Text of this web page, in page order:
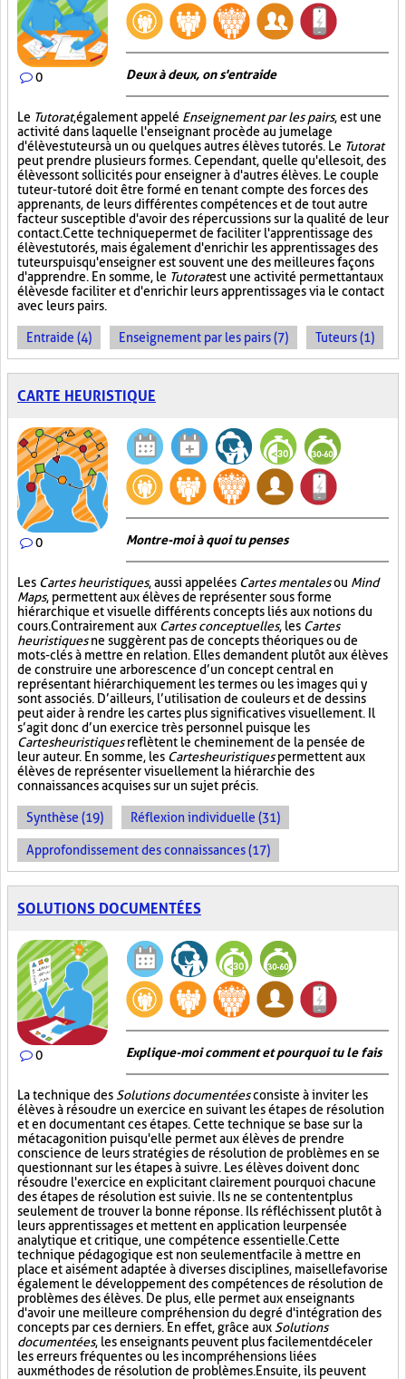
0 Deux à deux, on s'entraide
Le Tutorat, également appelé Enseignement par les pairs, est une
activité dans laquelle l'enseignant procède au jumelage
d'élèves tuteurs à un ou quelques autres élèves tutorés. Le Tutorat
peut prendre plusieurs formes. Cependant, quelle qu'elle soit, des
élèves sont sollicités pour enseigner à d'autres élèves. Le couple
tuteur-tutoré doit être formé en tenant compte des forces des
apprenants, de leurs différentes compétences et de tout autre
facteur susceptible d'avoir des répercussions sur la qualité de leur
contact. Cette technique permet de faciliter l'apprentissage des
élèves tutorés, mais également d'enrichir les apprentissages des
tuteurs puisqu'enseigner est souvent une des meilleures façons
d'apprendre. En somme, le Tutoratest une activité permettant aux
élèves de faciliter et d'enrichir leurs apprentissages via le contact
avec leurs pairs.
Entraide (4) Enseignement par les pairs (7) Tuteurs (1)
CARTE HEURISTIQUE
0 Montre-moi à quoi tu penses
Les Cartes heuristiques, aussi appelées Cartes mentalesou Mind
Maps, permettent aux élèves de représenter sous forme
hiérarchique et visuelle différents concepts liés aux notions du
cours. Contrairement aux Cartes conceptuelles, les Cartes
heuristiquesne suggèrent pas de concepts théoriques ou de
mots-clés à mettre en relation. Elles demandent plutôt aux élèves
de construire une arborescence d’un concept central en
représentant hiérarchiquement les termes ou les images qui y
sont associés. D’ailleurs, l’utilisation de couleurs et de dessins
peut aider à rendre les cartes plus significatives visuellement. Il
s’agit donc d’un exercice très personnel puisque les
Cartes heuristiquesreflètent le cheminement de la pensée de
leur auteur. En somme, les Cartes heuristiquespermettent aux
élèves de représenter visuellement la hiérarchie des
connaissances acquises sur un sujet précis.
Synthèse (19) Réflexion individuelle (31)
Approfondissement des connaissances (17)
SOLUTIONS DOCUMENTÉES
0 Explique-moi comment et pourquoi tu le fais
La technique des Solutions documentéesconsiste à inviter les
élèves à résoudre un exercice en suivant les étapes de résolution
et en documentant ces étapes. Cette technique se base sur la
métacagonition puisqu'elle permet aux élèves de prendre
conscience de leurs stratégies de résolution de problèmes en se
questionnant sur les étapes à suivre. Les élèves doivent donc
résoudre l'exercice en explicitant clairement pourquoi chacune
des étapes de résolution est suivie. Ils ne se contentent plus
seulement de trouver la bonne réponse. Ils réfléchissent plutôt à
leurs apprentissages et mettent en application leur pensée
analytique et critique, une compétence essentielle. Cette
technique pédagogique est non seulement facile à mettre en
place et aisément adaptée à diverses disciplines, mais elle favorise
également le développement des compétences de résolution de
problèmes des élèves. De plus, elle permet aux enseignants
d'avoir une meilleure compréhension du degré d'intégration des
concepts par ces derniers. En effet, grâce aux Solutions
documentées, les enseignants peuvent plus facilement déceler
les erreurs fréquentes ou les incompréhensions liées
aux méthodes de résolution de problèmes. Ensuite, ils peuvent